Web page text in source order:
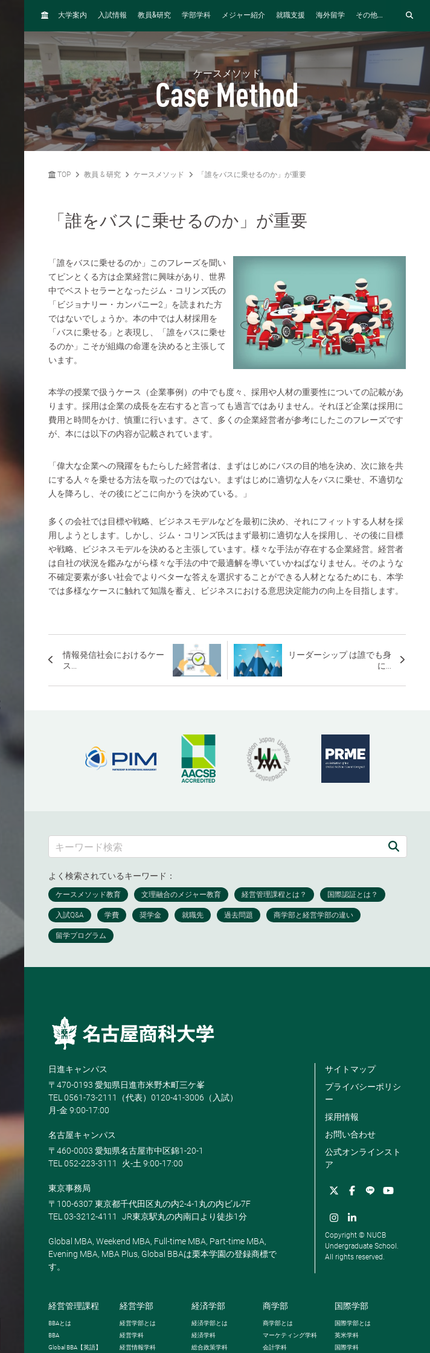
H
M
大学案内 入試情報 教員&研究 学部学科 メジャー紹介 就職支援 海外留学 その他...
ケースメソッド
Case Method
TOP 教員 & 研究 ケースメソッド 「誰をバスに乗せるのか」が重要
「誰をバスに乗せるのか」が重要
「誰をバスに乗せるのか」このフレーズを聞い
てピンとくる方は企業経営に興味があり、世界
中でベストセラーとなったジム・コリンズ氏の
「ビジョナリー・カンパニー2」を読まれた方
ではないでしょうか。本の中では人材採用を
「バスに乗せる」と表現し、「誰をバスに乗せ
るのか」こそが組織の命運を決めると主張して
います。
本学の授業で扱うケース（企業事例）の中でも度々、採用や人材の重要性についての記載があ
ります。採用は企業の成長を左右すると言っても過言ではありません。それほど企業は採用に
費用と時間をかけ、慎重に行います。さて、多くの企業経営者が参考にしたこのフレーズです
が、本には以下の内容が記載されています。
「偉大な企業への飛躍をもたらした経営者は、まずはじめにバスの目的地を決め、次に旅を共
にする人々を乗せる方法を取ったのではない。まずはじめに適切な人をバスに乗せ、不適切な
人を降ろし、その後にどこに向かうを決めている。」
多くの会社では目標や戦略、ビジネスモデルなどを最初に決め、それにフィットする人材を採
用しようとします。しかし、ジム・コリンズ氏はまず最初に適切な人を採用し、その後に目標
や戦略、ビジネスモデルを決めると主張しています。様々な手法が存在する企業経営。経営者
は自社の状況を鑑みながら様々な手法の中で最適解を導いていかねばなりません。そのような
不確定要素が多い社会でよりベターな答えを選択することができる人材となるためにも、本学
では多様なケースに触れて知識を蓄え、ビジネスにおける意思決定能力の向上を目指します。
情報発信社会におけるケー
ス...
リーダーシップ は誰でも身
に...
よく検索されているキーワード：
日進キャンパス
〒470-0193 愛知県日進市米野木町三ケ峯
TEL 0561-73-2111（代表）0120-41-3006（入試）
月-金 9:00-17:00
名古屋キャンパス
〒460-0003 愛知県名古屋市中区錦1-20-1
TEL 052-223-3111
火-土 9:00-17:00
東京事務局
〒100-6307 東京都千代田区丸の内2-4-1丸の内ビル7F
TEL 03-3212-4111
JR東京駅丸の内南口より徒歩1分
Global MBA, Weekend MBA, Full-time MBA, Part-time MBA,
Evening MBA, MBA Plus, Global BBAは栗本学園の登録商標で
す。
サイトマップ
プライバシーポリシ
ー
採用情報
お問い合わせ
公式オンラインスト
ア
Copyright © NUCB
Undergraduate School.
All rights reserved.
経営管理課程
BBAとは
BBA
Global BBA 【英語】
経営学部
経営学部とは
経営学科
経営情報学科
経済学部
経済学部とは
経済学科
総合政策学科
商学部
商学部とは
マーケティング学科
会計学科
国際学部
国際学部とは
英米学科
国際学科